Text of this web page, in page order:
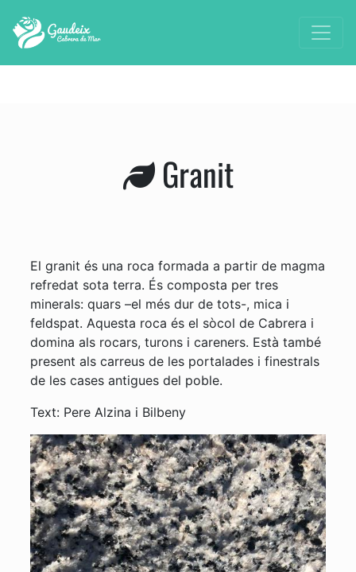
Granit
El granit és una roca formada a partir de magma
refredat sota terra. És composta per tres
minerals: quars –el més dur de tots-, mica i
feldspat. Aquesta roca és el sòcol de Cabrera i
domina als rocars, turons i careners. Està també
present als carreus de les portalades i finestrals
de les cases antigues del poble.
Text: Pere Alzina i Bilbeny